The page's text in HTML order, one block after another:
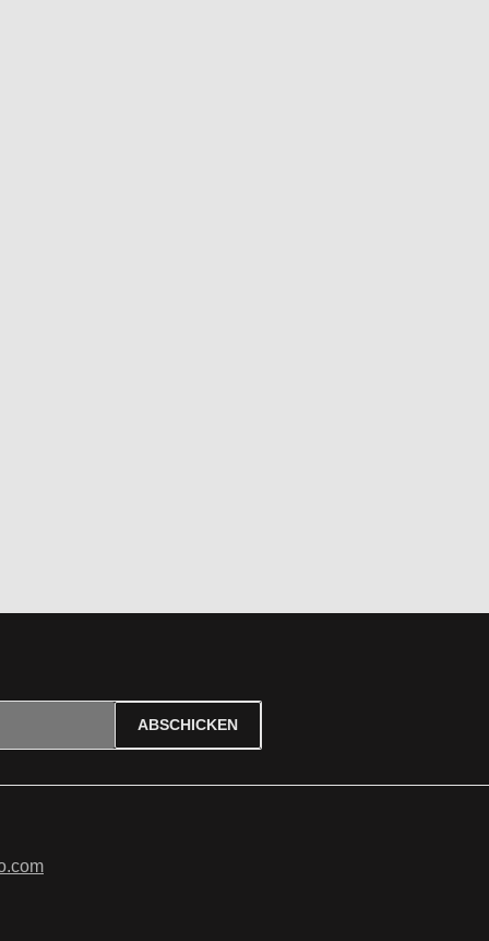
ABSCHICKEN
Felder sind Pflichtfelder.